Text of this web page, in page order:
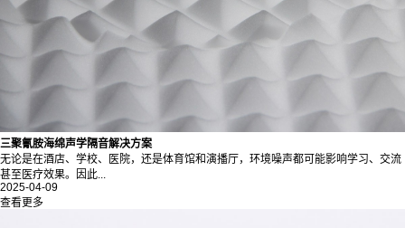
三聚氰胺海绵声学隔音解决方案
无论是在酒店、学校、医院，还是体育馆和演播厅，环境噪声都可能影响学习、交流
甚至医疗效果。因此...
2025-04-09
查看更多